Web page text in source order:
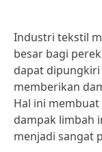
Industri tekstil
besar bagi
dapat
memberikan
Hal ini
dampak limbah
menjadi sangat